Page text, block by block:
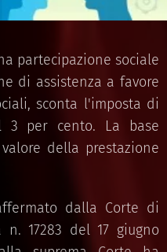
partecipazione sociale
di assistenza a favore
sconta l'imposta di
3 per cento. La base
della prestazione
dalla Corte di
n. 17283 del 17 giugno